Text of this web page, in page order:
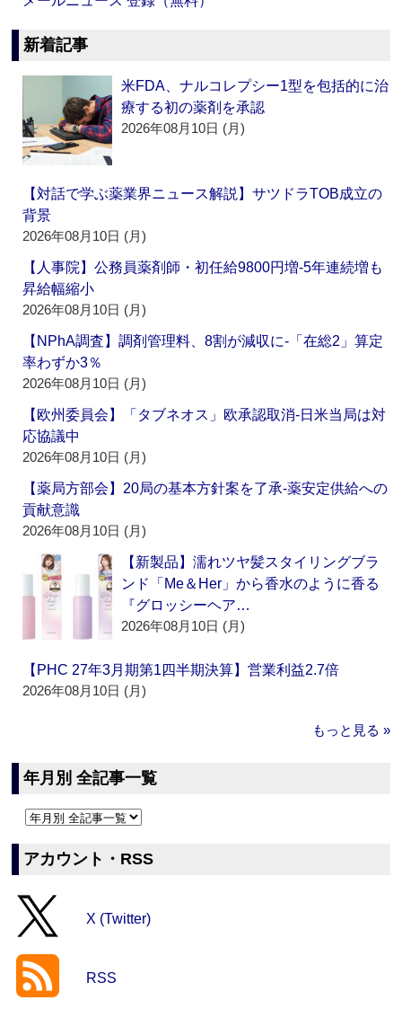
新着記事
米FDA、ナルコレプシー1型を包括的に治
療する初の薬剤を承認
2026年08月10日 (月)
【対話で学ぶ薬業界ニュース解説】サツドラTOB成立の
背景
2026年08月10日 (月)
【人事院】公務員薬剤師・初任給9800円増‐5年連続増も
昇給幅縮小
2026年08月10日 (月)
【NPhA調査】調剤管理料、8割が減収に‐「在総2」算定
率わずか3％
2026年08月10日 (月)
【欧州委員会】「タブネオス」欧承認取消‐日米当局は対
応協議中
2026年08月10日 (月)
【薬局方部会】20局の基本方針案を了承‐薬安定供給への
貢献意識
2026年08月10日 (月)
【新製品】濡れツヤ髪スタイリングブラ
ンド「Me＆Her」から香水のように香る
『グロッシーヘア…
2026年08月10日 (月)
【PHC 27年3月期第1四半期決算】営業利益2.7倍
2026年08月10日 (月)
もっと見る »
年月別 全記事一覧
アカウント・RSS
X (Twitter)
RSS